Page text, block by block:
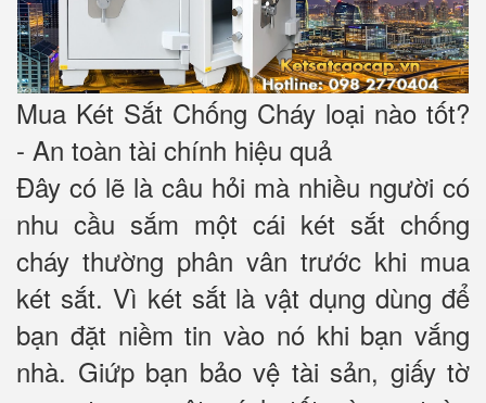
Mua Két Sắt Chống Cháy loại nào tốt?
- An toàn tài chính hiệu quả
Đây có lẽ là câu hỏi mà nhiều người có
nhu cầu sắm một cái két sắt chống
cháy thường phân vân trước khi mua
két sắt. Vì két sắt là vật dụng dùng để
bạn đặt niềm tin vào nó khi bạn vắng
nhà. Giứp bạn bảo vệ tài sản, giấy tờ